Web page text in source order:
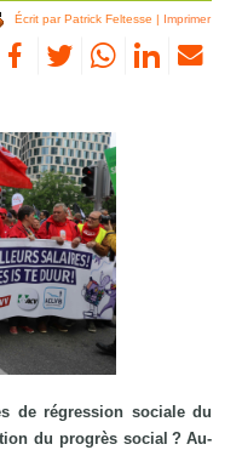
Écrit par Patrick Feltesse | Imprimer
de régression sociale du
du progrès social ? Au-